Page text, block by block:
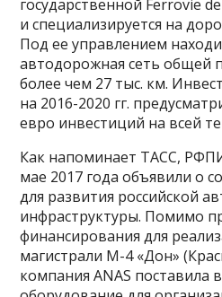
государственной Ferrovie
и специализируется на
Под ее управлением
автодорожная сеть общей
более чем 27 тыс. км.
на 2016-2020 гг.
евро инвестиций на всей
Как напоминает ТАСС,
мае 2017 года объявили о
для развития российской
инфраструктуры. Помимо
финансирования для
магистрали М-4 «Дон»
компания ANAS поставила